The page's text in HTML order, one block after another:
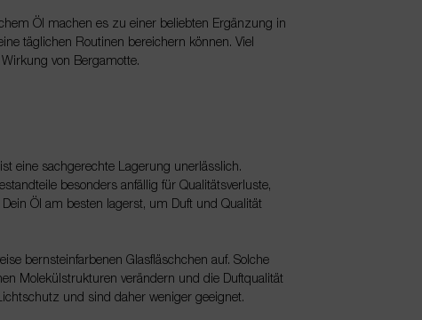
Öl machen es zu einer beliebten Ergänzung in
täglichen Routinen bereichern können. Viel
von Bergamotte.
eine sachgerechte Lagerung unerlässlich.
besonders anfällig für Qualitätsverluste,
Öl am besten lagerst, um Duft und Qualität
bernsteinfarbenen Glasfläschchen auf. Solche
Molekülstrukturen verändern und die Duftqualität
und sind daher weniger geeignet.